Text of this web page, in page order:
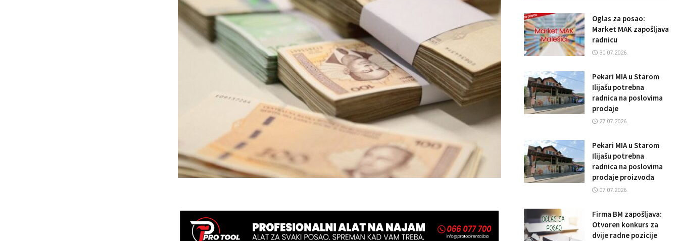
Oglas za posao:
Market MAK zapošljava
radnicu
30.07.2026.
Pekari MIA u Starom
Ilijašu potrebna
radnica na poslovima
prodaje
27.07.2026.
Pekari MIA u Starom
Ilijašu potrebna
radnica na poslovima
prodaje proizvoda
07.07.2026.
Firma BM zapošljava:
Otvoren konkurs za
dvije radne pozicije